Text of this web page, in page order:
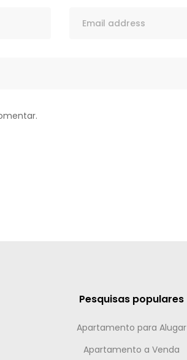
Pesquisas populares
Apartamento para Alugar
Apartamento a Venda